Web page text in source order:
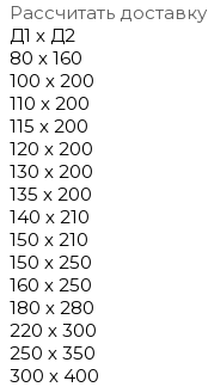
Рассчитать доставку
Д1 х Д2
80 х 160
100 х 200
110 х 200
115 х 200
120 х 200
130 х 200
135 х 200
140 х 210
150 х 210
150 х 250
160 х 250
180 х 280
220 х 300
250 х 350
300 х 400